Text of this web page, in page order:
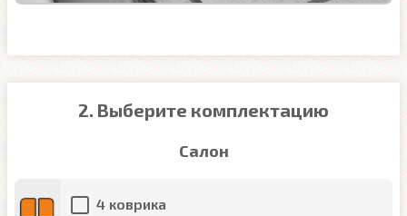
2. Выберите комплектацию
Салон
4 коврика